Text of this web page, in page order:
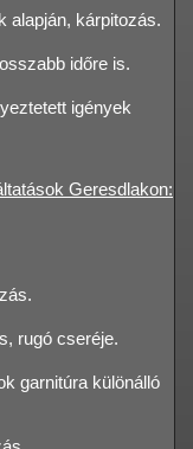
alapján, kárpitozás.
időre is.
igények
Geresdlakon:
rugó cseréje.
garnitúra különálló